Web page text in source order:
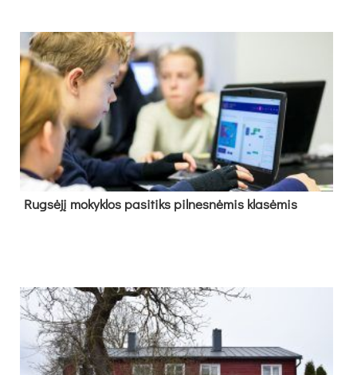
Rug­sė­jį mo­kyk­los pa­si­tiks pil­nes­nė­mis kla­sė­mis